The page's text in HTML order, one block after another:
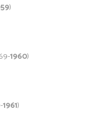
)
1960)
1961)